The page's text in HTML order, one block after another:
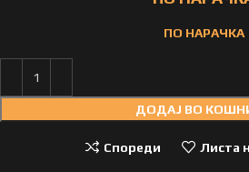
ПО НАРАЧКА
ДОДАЈ ВО
Спореди Листа